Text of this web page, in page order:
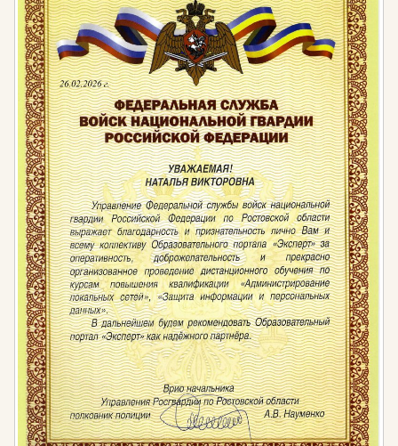
Штраф за несоблюдение
экологических требований
Несоблюдение экологических требований при
территориальном планировании,
градостроительном зонировании, планировке
территории, архитектурно-строительном
проектировании, строительстве, капитальном
ремонте, реконструкции, вводе в эксплуатацию,
эксплуатации, выводе из эксплуатации зданий,
строений, сооружений и иных объектов
капитального строительства влечет: